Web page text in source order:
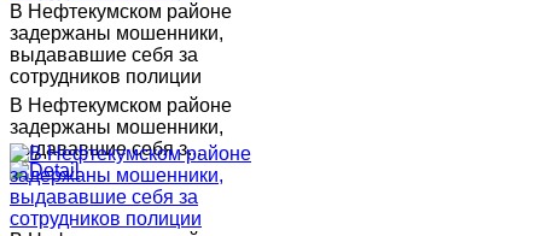
В Нефтекумском районе
задержаны мошенники,
выдававшие себя за
сотрудников полиции
В Нефтекумском районе
задержаны мошенники,
выдававшие себя з...